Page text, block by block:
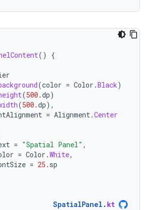
()
{
(color = Color .Black)
(500.dp)
(500.dp),
= Alignment.Center
= "Spatial Panel" ,
= Color .White,
= 25. sp
SpatialPanel . kt